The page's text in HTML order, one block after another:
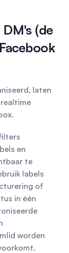
(de
laten
en
te
labels
of
in één
worden